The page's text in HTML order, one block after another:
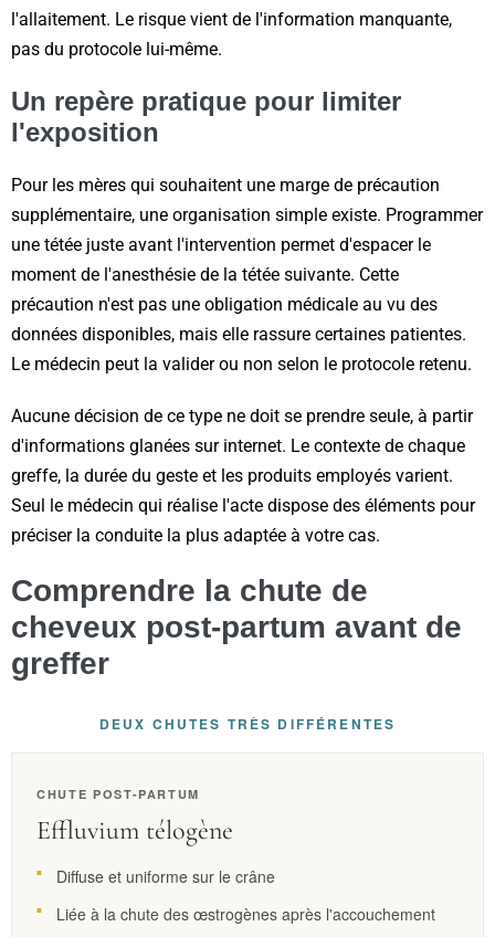
l'allaitement. Le risque vient de l'information manquante,
pas du protocole lui-même.
Un repère pratique pour limiter
l'exposition
Pour les mères qui souhaitent une marge de précaution
supplémentaire, une organisation simple existe. Programmer
une tétée juste avant l'intervention permet d'espacer le
moment de l'anesthésie de la tétée suivante. Cette
précaution n'est pas une obligation médicale au vu des
données disponibles, mais elle rassure certaines patientes.
Le médecin peut la valider ou non selon le protocole retenu.
Aucune décision de ce type ne doit se prendre seule, à partir
d'informations glanées sur internet. Le contexte de chaque
greffe, la durée du geste et les produits employés varient.
Seul le médecin qui réalise l'acte dispose des éléments pour
préciser la conduite la plus adaptée à votre cas.
Comprendre la chute de
cheveux post-partum avant de
greffer
DEUX CHUTES TRÈS DIFFÉRENTES
CHUTE POST-PARTUM
Effluvium télogène
Diffuse et uniforme sur le crâne
Liée à la chute des œstrogènes après l'accouchement